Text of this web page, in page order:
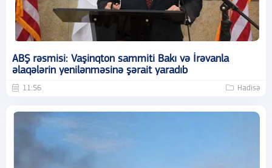
ABŞ rəsmisi: Vaşinqton sammiti Bakı və İrəvanla
əlaqələrin yenilənməsinə şərait yaradıb
11:56 Hadisə